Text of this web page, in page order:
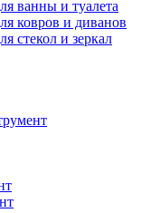
ванны и туалета
ковров и диванов
стекол и зеркал